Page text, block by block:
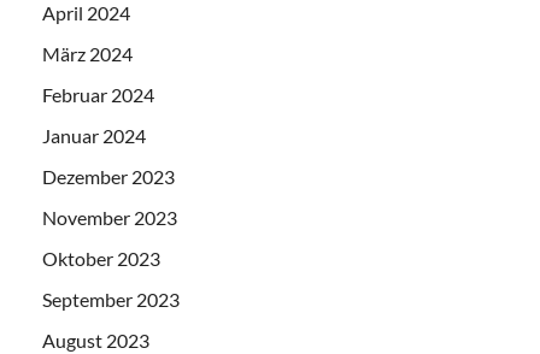
April 2024
März 2024
Februar 2024
Januar 2024
Dezember 2023
November 2023
Oktober 2023
September 2023
August 2023